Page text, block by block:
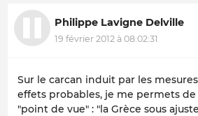
Philippe Lavigne Delville
19 février 2012 à 08:02:31
Sur le carcan induit par les
effets probables, je me permets
"point de vue" : "la Grèce sous